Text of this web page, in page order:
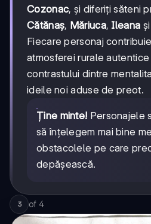
Cozonac, și diferiți săteni
Cătănaș, Măriuca, Ileana
Fiecare personaj
atmosferei rurale
contrastului dintre
ideile noi aduse de preot.
Ține minte! Personajele
să înțelegem mai bine
obstacolele pe care
depășească.
3 of 4